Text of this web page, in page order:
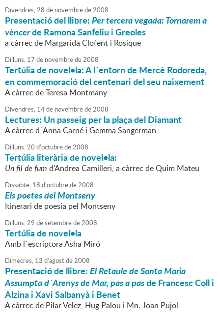
Divendres,28 de novembrede2008
Presentació del llibre:Per tercera vegada: Tornarem a
vèncerde Ramona Sanfeliu i Greoles
a càrrec de Margarida Clofent i Rosique
Dilluns, 17 de novembrede2008
Tertúlia de novel•la: A l´entorn de Mercè Rodoreda,
en commemoració del centenari del seu naixement
A càrrec de Teresa Montmany
Divendres, 14de novembrede2008
Lectures: Un passeig per la plaça del Diamant
A càrrec d´Anna Carné i Gemma Sangerman
Dilluns,20 d'octubrede2008
Tertúlia literària de novel•la:
Un fil de fum d'Andrea Camilleri, a càrrec de Quim Mateu
Dissabte, 18 d'octubrede2008
Els poetes del Montseny
Itinerari de poesia pel Montseny
Dilluns,29 desetembrede2008
Tertúlia de novel•la
Amb l´escriptora Asha Miró
Dimecres, 13 d'agostde2008
Presentació de llibre:El Retaule de Santa Maria
Assumpta d´Arenys de Mar, pas a pasde Francesc Coll i
Alzina i Xavi Salbanyà i Benet
A càrrec de Pilar Velez, Hug Palou i Mn. Joan Pujol